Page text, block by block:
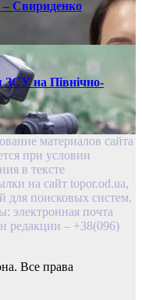
– Свириденко
ЗСУ на Північно-
материалов сайта
при условии
в тексте
на сайт topor.od.ua,
для поисковых систем.
электронная почта
редакции – +38(096)
Все права